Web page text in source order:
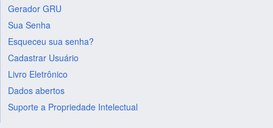
Gerador GRU
Sua Senha
Esqueceu sua senha?
Cadastrar Usuário
Livro Eletrônico
Dados abertos
Suporte a Propriedade Intelectual